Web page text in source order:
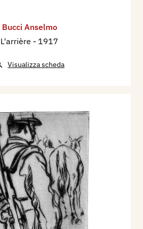
Bucci Anselmo
L'arrière - 1917
Visualizza scheda